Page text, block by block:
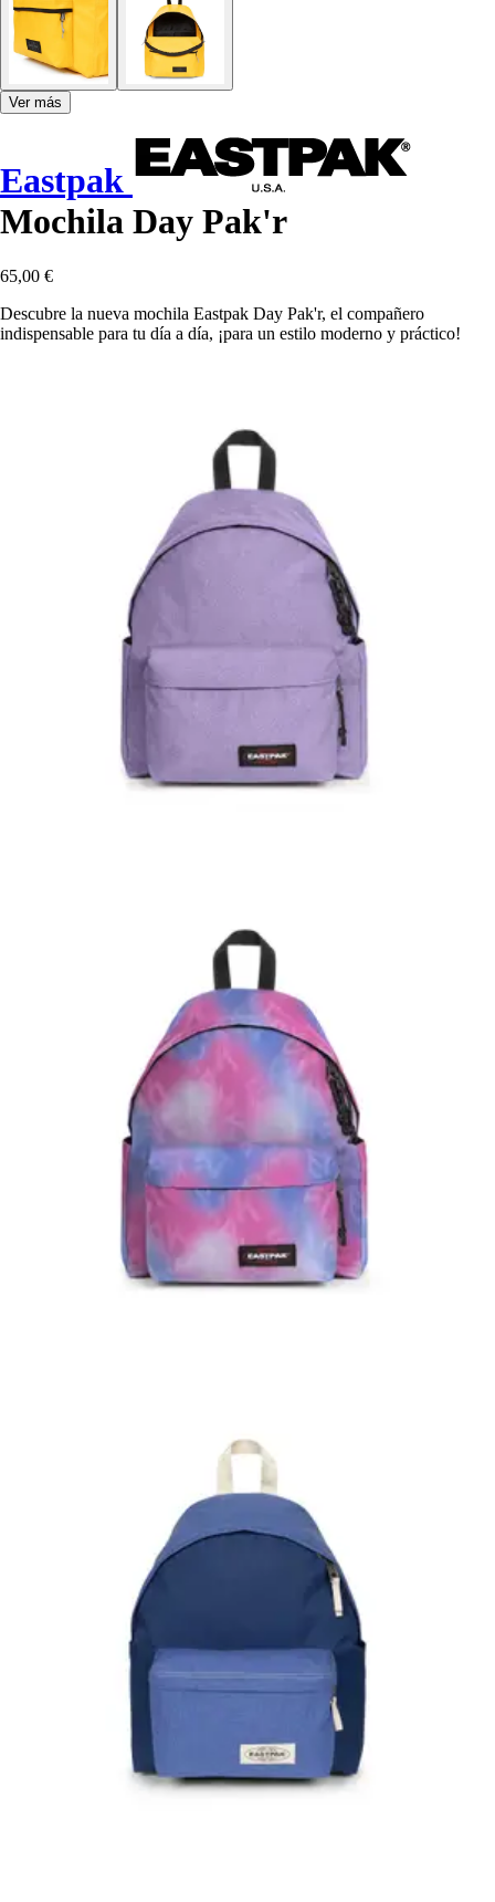
Ver más
Eastpak
Mochila Day Pak'r
65,00 €
Descubre la nueva mochila Eastpak Day Pak'r, el compañero
indispensable para tu día a día, ¡para un estilo moderno y práctico!